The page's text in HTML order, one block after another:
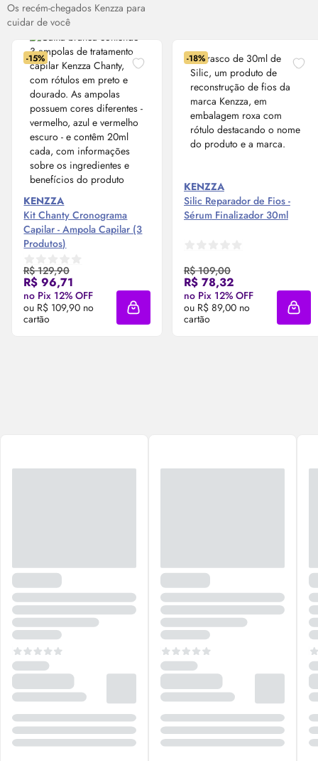
Os recém-chegados Kenzza para
cuidar de você
-15%
KENZZA
Kit Chanty Cronograma
Capilar - Ampola Capilar (3
Produtos)
R$ 129,90
R$ 96,71
no Pix 12% OFF
ou R$ 109,90 no
cartão
Adicionar à sacola
-18%
KENZZA
Silic Reparador de Fios -
SérumFinalizador 30ml
R$ 109,00
R$ 78,32
no Pix 12% OFF
ou R$ 89,00 no
cartão